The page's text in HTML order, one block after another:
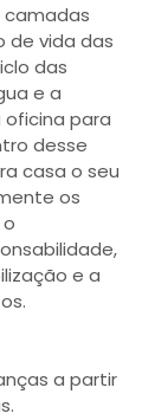
de vida das
das
e a
para
desse
casa o seu
os
e a
a partir